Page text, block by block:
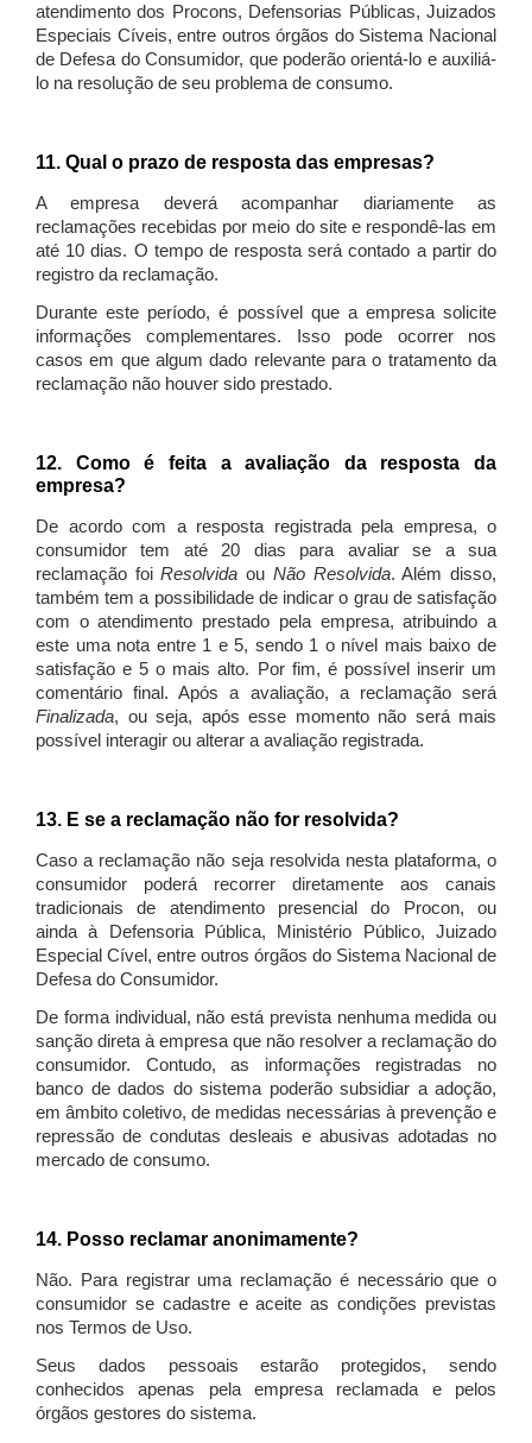
atendimento dos Procons, Defensorias Públicas, Juizados
Especiais Cíveis, entre outros órgãos do Sistema Nacional
de Defesa do Consumidor, que poderão orientá-lo e auxiliá-
lo na resolução de seu problema de consumo.
11. Qual o prazo de resposta das empresas?
A empresa deverá acompanhar diariamente as
reclamações recebidas por meio do site e respondê-las em
até 10 dias. O tempo de resposta será contado a partir do
registro da reclamação.
Durante este período, é possível que a empresa solicite
informações complementares. Isso pode ocorrer nos
casos em que algum dado relevante para o tratamento da
reclamação não houver sido prestado.
12. Como é feita a avaliação da resposta da
empresa?
De acordo com a resposta registrada pela empresa, o
consumidor tem até 20 dias para avaliar se a sua
reclamação foiResolvida ou Não Resolvida. Além disso,
também tem a possibilidade de indicar o grau de satisfação
com o atendimento prestado pela empresa, atribuindo a
este uma nota entre 1 e 5, sendo 1 o nível mais baixo de
satisfação e 5 o mais alto. Por fim, é possível inserir um
comentário final. Após a avaliação, a reclamação será
Finalizada, ou seja, após esse momento não será mais
possível interagir ou alterar a avaliação registrada.
13. E se a reclamação não for resolvida?
Caso a reclamação não seja resolvida nesta plataforma, o
consumidor poderá recorrer diretamente aos canais
tradicionais de atendimento presencial do Procon, ou
ainda à Defensoria Pública, Ministério Público, Juizado
Especial Cível, entre outros órgãos do Sistema Nacional de
Defesa do Consumidor.
De forma individual, não está prevista nenhuma medida ou
sanção direta à empresa que não resolver a reclamação do
consumidor. Contudo, as informações registradas no
banco de dados do sistema poderão subsidiar a adoção,
em âmbito coletivo, de medidas necessárias à prevenção e
repressão de condutas desleais e abusivas adotadas no
mercado de consumo.
14. Posso reclamar anonimamente?
Não. Para registrar uma reclamação é necessário que o
consumidor se cadastre e aceite as condições previstas
nos Termos de Uso.
Seus dados pessoais estarão protegidos, sendo
conhecidos apenas pela empresa reclamada e pelos
órgãos gestores do sistema.